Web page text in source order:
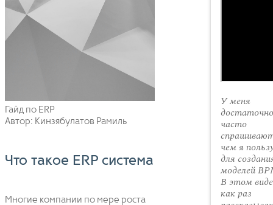
Гайд по ERP
Автор: Кинзябулатов Рамиль
Что такое ERP система
Многие компании по мере роста
У меня
достаточно
часто
чем я
для
моделей
В этом
как раз